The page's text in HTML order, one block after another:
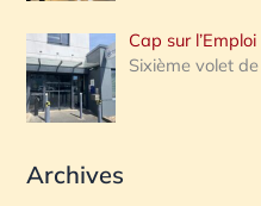
Cap sur
Sixième volet
Archives